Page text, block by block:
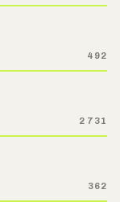
492
2 731
362